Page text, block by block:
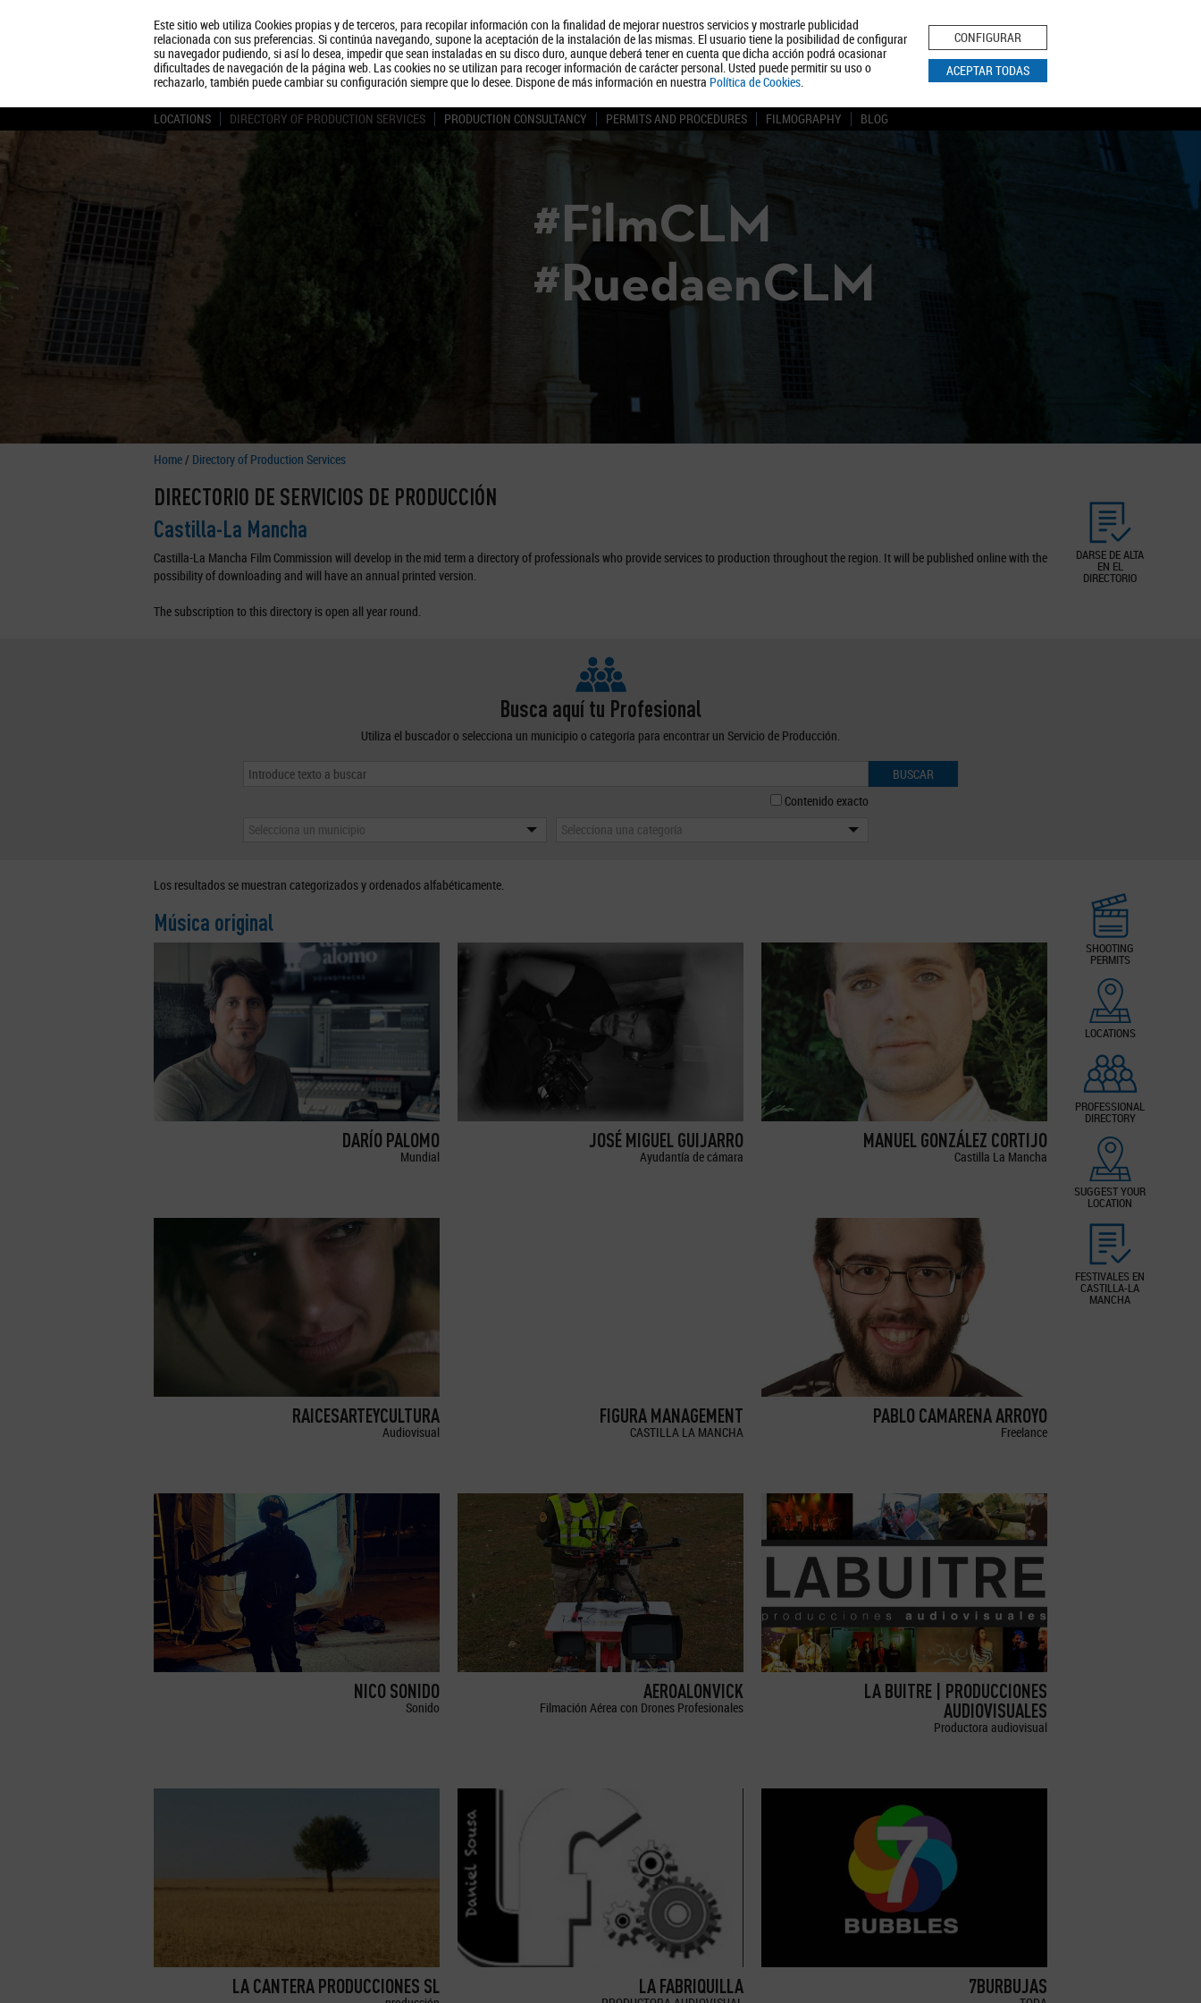
Este sitio web utiliza Cookies propias y de terceros, para recopilar información con la finalidad de mejorar nuestros servicios y mostrarle publicidad
relacionada con sus preferencias. Si continúa navegando, supone la aceptación de la instalación de las mismas. El usuario tiene la posibilidad de configurar
su navegador pudiendo, si así lo desea, impedir que sean instaladas en su disco duro, aunque deberá tener en cuenta que dicha acción podrá ocasionar
dificultades de navegación de la página web. Las cookies no se utilizan para recoger información de carácter personal. Usted puede permitir su uso o
rechazarlo, también puede cambiar su configuración siempre que lo desee. Dispone de más información en nuestra Política de Cookies.
CONFIGURAR
ACEPTAR TODAS
About us Tourism Política de Privacidad Aviso Legal Política de Cookies
BUSCAR
LOCATIONS DIRECTORY OF PRODUCTION SERVICES PRODUCTION CONSULTANCY PERMITS AND PROCEDURES FILMOGRAPHY BLOG
#FilmCLM
#RuedaenCLM
Home/ Directory of Production Services
DARSE DE ALTA
EN EL
DIRECTORIO
DIRECTORIO DE SERVICIOS DE PRODUCCIÓN
Castilla-La Mancha
Castilla-La Mancha Film Commission will develop in the mid term a directory of professionals who provide services to production throughout the region. It will be published online with the
possibility of downloading and will have an annual printed version.
The subscription to this directory is open all year round.
Busca aquí tu Profesional
Utiliza el buscador o selecciona un municipio o categoría para encontrar un Servicio de Producción.
BUSCAR
Contenido exacto
Selecciona un municipio
Selecciona una categoría
SHOOTING
PERMITS
LOCATIONS
PROFESSIONAL
DIRECTORY
SUGGEST YOUR
LOCATION
FESTIVALES EN
CASTILLA-LA
MANCHA
Los resultados se muestran categorizados y ordenados alfabéticamente.
Música original
DARÍO PALOMO
Mundial
JOSÉ MIGUEL GUIJARRO
Ayudantía de cámara
MANUEL GONZÁLEZ CORTIJO
Castilla La Mancha
RAICESARTEYCULTURA
Audiovisual
FIGURA MANAGEMENT
CASTILLA LA MANCHA
PABLO CAMARENA ARROYO
Freelance
NICO SONIDO
Sonido
AEROALONVICK
Filmación Aérea con Drones Profesionales
LA BUITRE | PRODUCCIONES
AUDIOVISUALES
Productora audiovisual
LA CANTERA PRODUCCIONES SL LA FABRIQUILLA 7BURBUJAS